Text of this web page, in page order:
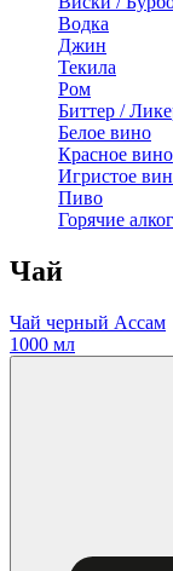
Водка
Джин
Текила
Ром
Биттер /
Белое вино
Красное вино
Игристое
Пиво
Горячие
Чай
Чай черный Ассам
1000 мл